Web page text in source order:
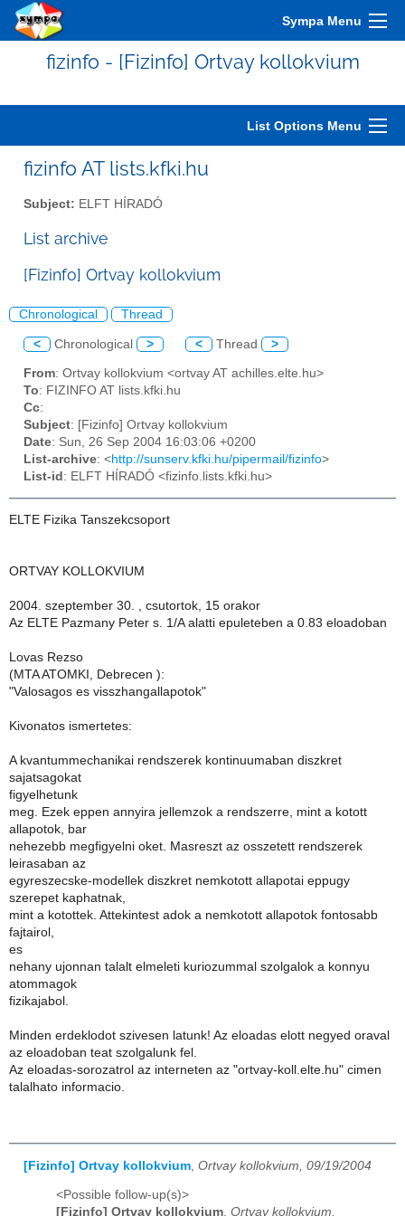
Sympa Menu
fizinfo - [Fizinfo] Ortvay kollokvium
List Options Menu
fizinfo AT lists.kfki.hu
Subject: ELFT HÍRADÓ
List archive
[Fizinfo] Ortvay kollokvium
Chronological Thread
< Chronological > < Thread >
From: Ortvay kollokvium <ortvay AT achilles.elte.hu>
To: FIZINFO AT lists.kfki.hu
Cc:
Subject: [Fizinfo] Ortvay kollokvium
Date: Sun, 26 Sep 2004 16:03:06 +0200
List-archive: <http://sunserv.kfki.hu/pipermail/fizinfo>
List-id : ELFT HÍRADÓ <fizinfo.lists.kfki.hu>
ELTE Fizika Tanszekcsoport
ORTVAY KOLLOKVIUM
2004. szeptember 30. , csutortok, 15 orakor
Az ELTE Pazmany Peter s. 1/A alatti epuleteben a 0.83 eloadoban
Lovas Rezso
(MTA ATOMKI, Debrecen ):
"Valosagos es visszhangallapotok"
Kivonatos ismertetes:
A kvantummechanikai rendszerek kontinuumaban diszkret
sajatsagokat
figyelhetunk
meg. Ezek eppen annyira jellemzok a rendszerre, mint a kotott
allapotok, bar
nehezebb megfigyelni oket. Masreszt az osszetett rendszerek
leirasaban az
egyreszecske-modellek diszkret nemkotott allapotai eppugy
szerepet kaphatnak,
mint a kotottek. Attekintest adok a nemkotott allapotok fontosabb
fajtairol,
es
nehany ujonnan talalt elmeleti kuriozummal szolgalok a konnyu
atommagok
fizikajabol.
Minden erdeklodot szivesen latunk! Az eloadas elott negyed oraval
az eloadoban teat szolgalunk fel.
Az eloadas-sorozatrol az interneten az "ortvay-koll.elte.hu" cimen
talalhato informacio.
[Fizinfo] Ortvay kollokvium Ortvay kollokvium, 09/19/2004
<Possible follow-up(s)>
[Fizinfo] Ortvay kollokvium, Ortvay kollokvium,